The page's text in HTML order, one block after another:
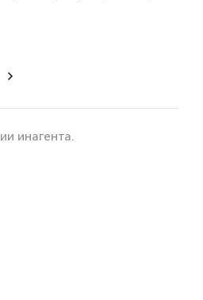
инагента.